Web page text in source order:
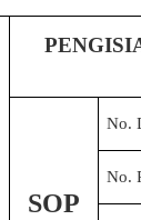
SOP
No.
No.